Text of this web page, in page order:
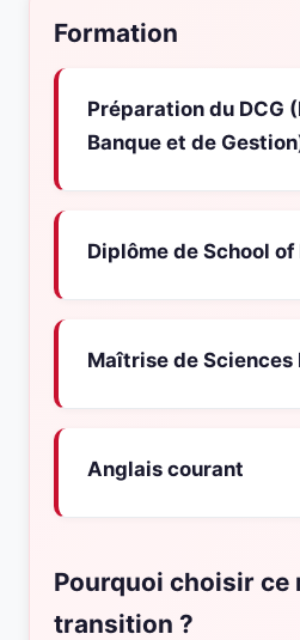
Formation
Préparation du DCG
Banque et de
Diplôme de School
Maîtrise de Sciences
Anglais courant
Pourquoi choisir ce
transition ?